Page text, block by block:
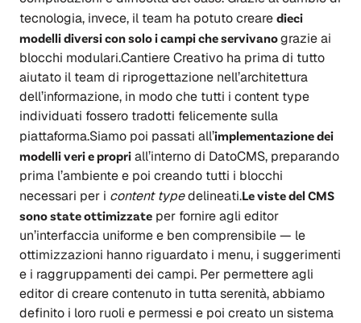
tecnologia, invece, il team ha potuto creare dieci
modelli diversi con solo i campi che servivanograzie ai
blocchi modulari.Cantiere Creativo ha prima di tutto
aiutato il team di riprogettazione nell’architettura
dell’informazione, in modo che tutti i content type
individuati fossero tradotti felicemente sulla
piattaforma.Siamo poi passati all’implementazione dei
modelli veri e propri all’interno di DatoCMS, preparando
prima l’ambiente e poi creando tutti i blocchi
necessari per i content typedelineati.Le viste del CMS
sono state ottimizzate per fornire agli editor
un’interfaccia uniforme e ben comprensibile — le
ottimizzazioni hanno riguardato i menu, i suggerimenti
e i raggruppamenti dei campi. Per permettere agli
editor di creare contenuto in tutta serenità, abbiamo
definito i loro ruoli e permessi e poi creato un sistema